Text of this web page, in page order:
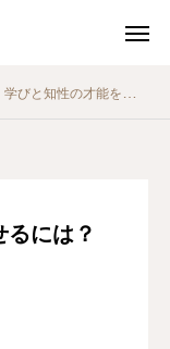
学びと知性の才能を開花させるには？
には？